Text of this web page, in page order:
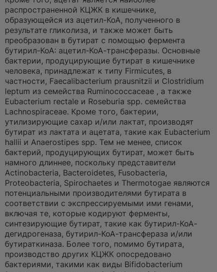
распространенной КЦЖК в кишечнике,
образующейся из ацетил-КоА, полученного в
результате гликолиза, и также может быть
преобразован в бутират с помощью фермента
бутирил-КоА: ацетил-КоА-трансферазы. Основные
бактерии, продуцирующие бутират в кишечнике
человека, принадлежат к типу Firmicutes, в
частности, Faecalibacterium prausnitzii и Clostridium
leptum из семейства Ruminococcaceae , а также
Eubacterium rectale и Roseburia spp. семейства
Lachnospiraceae. Кроме того, бактерии,
утилизирующие сахар и/или лактат, производят
бутират из лактата и ацетата, такие как Eubacterium
hallii и Anaerostipes spp. Тем не менее, список
бактерий, продуцирующих бутират, может быть
намного длиннее, поскольку представители
Actinobacteria, Bacteroidetes, Fusobacteria,
Proteobacteria, Spirochaetes и Thermotogae являются
потенциальными производителями бутирата в
соответствии с экспрессируемыми ими генами,
включая те, которые кодируют ферменты,
синтезирующие бутират, такие как бутирил-КоА-
дегидрогеназа, бутирил-КоА-трансфераза и/или
бутираткиназа. Более того, помимо бутирата,
производство других КЦЖК опосредовано
бактериями, такими как виды Bifidobacterium